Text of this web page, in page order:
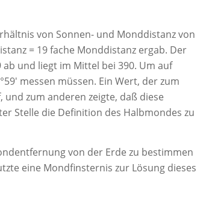
von Sonnen- und Monddistanz von
= 19 fache Monddistanz ergab. Der
und liegt im Mittel bei 390. Um auf
messen müssen. Ein Wert, der zum
zum anderen zeigte, daß diese
Stelle die Definition des Halbmondes zu
von der Erde zu bestimmen
eine Mondfinsternis zur Lösung dieses